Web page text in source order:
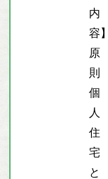
内
容】
原
則
個
人
住
宅
と